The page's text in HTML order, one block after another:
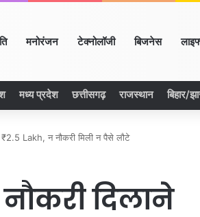
मनोरंजन टेक्नोलॉजी बिजनेस
मध्य प्रदेश छत्तीसगढ़ राजस्थान बिहार/
Lakh, न नौकरी मिली न पैसे लौटे
दिलाने